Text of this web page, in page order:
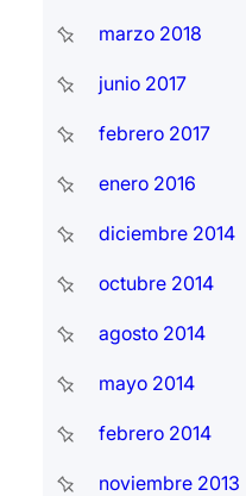
marzo 2018
junio 2017
febrero 2017
enero 2016
diciembre 2014
octubre 2014
agosto 2014
mayo 2014
febrero 2014
noviembre 2013